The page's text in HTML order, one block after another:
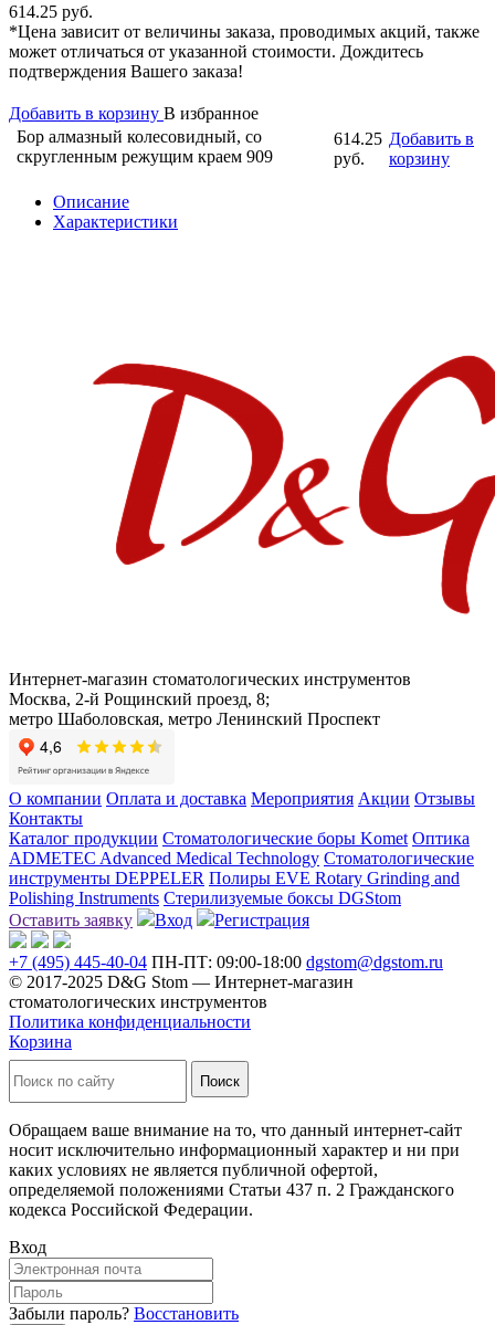
614.25 руб.
*Цена зависит от величины заказа, проводимых акций, также
может отличаться от указанной стоимости. Дождитесь
подтверждения Вашего заказа!
Добавить в корзину В избранное
Бор алмазный колесовидный, со
скругленным режущим краем 909
614.25
руб.
Добавить в
корзину
Описание
Характеристики
Интернет-магазин стоматологических инструментов
Москва, 2-й Рощинский проезд, 8;
метро Шаболовская, метро Ленинский Проспект
О компании Оплата и доставка Мероприятия Акции Отзывы
Контакты
Каталог продукции Стоматологические боры Komet Оптика
ADMETEC Advanced Medical Technology Стоматологические
инструменты DEPPELER Полиры EVE Rotary Grinding and
Polishing Instruments Стерилизуемые боксы DGStom
Оставить заявку
Вход Регистрация
+7 (495) 445-40-04 ПН-ПТ: 09:00-18:00 dgstom@dgstom.ru
© 2017-2025 D&G Stom — Интернет-магазин
стоматологических инструментов
Политика конфиденциальности
Корзина
Обращаем ваше внимание на то, что данный интернет-сайт
носит исключительно информационный характер и ни при
каких условиях не является публичной офертой,
определяемой положениями Статьи 437 п. 2 Гражданского
кодекса Российской Федерации.
Вход
Забыли пароль? Восстановить